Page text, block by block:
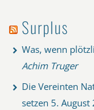
Surplus
Was, wenn
Achim Truger
Die Vereinten
setzen 5. August